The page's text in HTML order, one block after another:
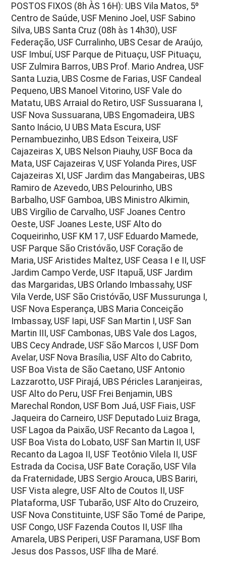
POSTOS FIXOS (8h ÀS 16H): UBS Vila Matos, 5º
Centro de Saúde, USF Menino Joel, USF Sabino
Silva, UBS Santa Cruz (08h às 14h30), USF
Federação, USF Curralinho, UBS Cesar de Araújo,
USF Imbuí, USF Parque de Pituaçu, USF Pituaçu,
USF Zulmira Barros, UBS Prof. Mario Andrea, USF
Santa Luzia, UBS Cosme de Farias, USF Candeal
Pequeno, UBS Manoel Vitorino, USF Vale do
Matatu, UBS Arraial do Retiro, USF Sussuarana I,
USF Nova Sussuarana, UBS Engomadeira, UBS
Santo Inácio, U UBS Mata Escura, USF
Pernambuezinho, UBS Edson Teixeira, USF
Cajazeiras X, UBS Nelson Piauhy, USF Boca da
Mata, USF Cajazeiras V, USF Yolanda Pires, USF
Cajazeiras XI, USF Jardim das Mangabeiras, UBS
Ramiro de Azevedo, UBS Pelourinho, UBS
Barbalho, USF Gamboa, UBS Ministro Alkimin,
UBS Virgílio de Carvalho, USF Joanes Centro
Oeste, USF Joanes Leste, USF Alto do
Coqueirinho, USF KM 17, USF Eduardo Mamede,
USF Parque São Cristóvão, USF Coração de
Maria, USF Aristides Maltez, USF Ceasa I e II, USF
Jardim Campo Verde, USF Itapuã, USF Jardim
das Margaridas, UBS Orlando Imbassahy, USF
Vila Verde, USF São Cristóvão, USF Mussurunga I,
USF Nova Esperança, UBS Maria Conceição
Imbassay, USF Iapi, USF San Martin I, USF San
Martin III, USF Cambonas, UBS Vale dos Lagos,
UBS Cecy Andrade, USF São Marcos I, USF Dom
Avelar, USF Nova Brasília, USF Alto do Cabrito,
USF Boa Vista de São Caetano, USF Antonio
Lazzarotto, USF Pirajá, UBS Péricles Laranjeiras,
USF Alto do Peru, USF Frei Benjamin, UBS
Marechal Rondon, USF Bom Juá, USF Fiais, USF
Jaqueira do Carneiro, USF Deputado Luiz Braga,
USF Lagoa da Paixão, USF Recanto da Lagoa I,
USF Boa Vista do Lobato, USF San Martin II, USF
Recanto da Lagoa II, USF Teotônio Vilela II, USF
Estrada da Cocisa, USF Bate Coração, USF Vila
da Fraternidade, UBS Sergio Arouca, UBS Bariri,
USF Vista alegre, USF Alto de Coutos II, USF
Plataforma, USF Tubarão, USF Alto do Cruzeiro,
USF Nova Constituinte, USF São Tomé de Paripe,
USF Congo, USF Fazenda Coutos II, USF Ilha
Amarela, UBS Periperi, USF Paramana, USF Bom
Jesus dos Passos, USF Ilha de Maré.